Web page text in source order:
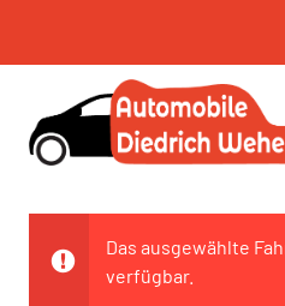
Das ausgewählte
verfügbar.